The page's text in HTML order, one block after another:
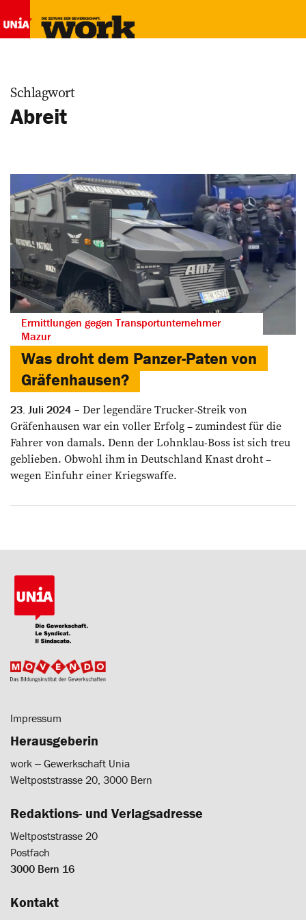
Schlagwort
Abreit
Ermittlungen gegen Transportunternehmer
Mazur
Was droht dem Panzer-Paten von
Gräfenhausen?
23. Juli 2024
Der legendäre Trucker-Streik von
Gräfenhausen war ein voller Erfolg – zumindest für die
Fahrer von damals. Denn der Lohnklau-Boss ist sich treu
geblieben. Obwohl ihm in Deutschland Knast droht –
wegen Einfuhr einer Kriegswaffe.
Impressum
Herausgeberin
work ‒ Gewerkschaft Unia
Weltpoststrasse 20, 3000 Bern
Redaktions- und Verlagsadresse
Weltpoststrasse 20
Postfach
3000 Bern 16
Kontakt